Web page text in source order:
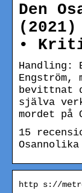
Den
•
Handling:
Engström,
bevittnat
själva
mordet på
15
http s://